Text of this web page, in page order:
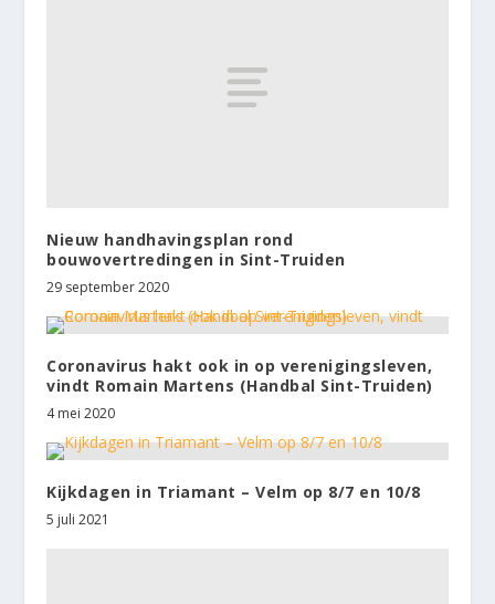
Nieuw handhavingsplan rond
bouwovertredingen in Sint-Truiden
29 september 2020
Coronavirus hakt ook in op verenigingsleven,
vindt Romain Martens (Handbal Sint-Truiden)
4 mei 2020
Kijkdagen in Triamant – Velm op 8/7 en 10/8
5 juli 2021